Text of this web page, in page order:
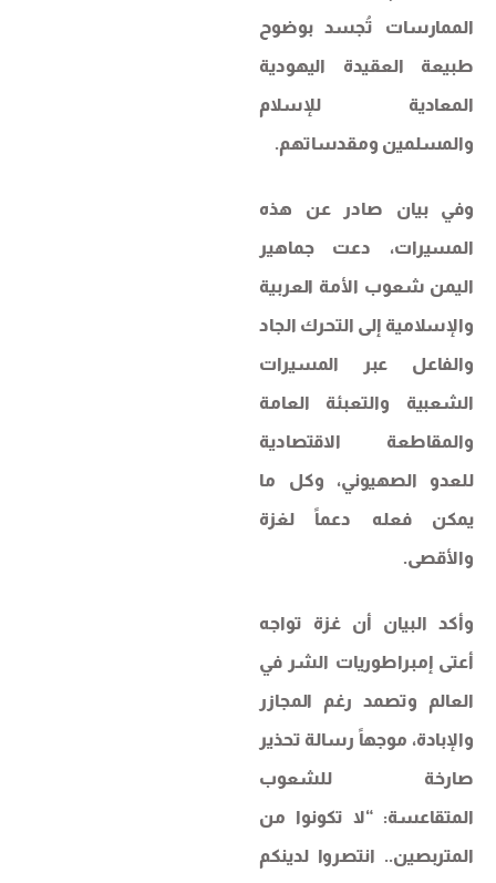
الممارسات تُجسد بوضوح
طبيعة العقيدة اليهودية
المعادية للإسلام
والمسلمين ومقدساتهم.
وفي بيان صادر عن هذه
المسيرات، دعت جماهير
اليمن شعوب الأمة العربية
والإسلامية إلى التحرك الجاد
والفاعل عبر المسيرات
الشعبية والتعبئة العامة
والمقاطعة الاقتصادية
للعدو الصهيوني، وكل ما
يمكن فعله دعماً لغزة
والأقصى.
وأكد البيان أن غزة تواجه
أعتى إمبراطوريات الشر في
العالم وتصمد رغم المجازر
والإبادة، موجهاً رسالة تحذير
صارخة للشعوب
المتقاعسة: “لا تكونوا من
المتربصين.. انتصروا لدينكم